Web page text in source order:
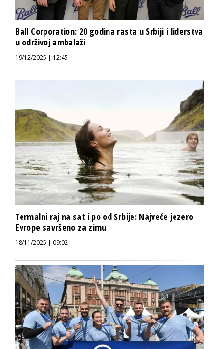
Ball Corporation: 20 godina rasta u Srbiji i liderstva
u održivoj ambalaži
19/12/2025 | 12:45
Termalni raj na sat i po od Srbije: Najveće jezero
Evrope savršeno za zimu
18/11/2025 | 09:02